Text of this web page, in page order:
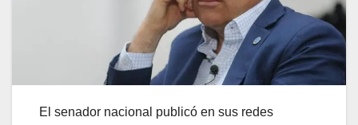
El senador nacional publicó en sus redes